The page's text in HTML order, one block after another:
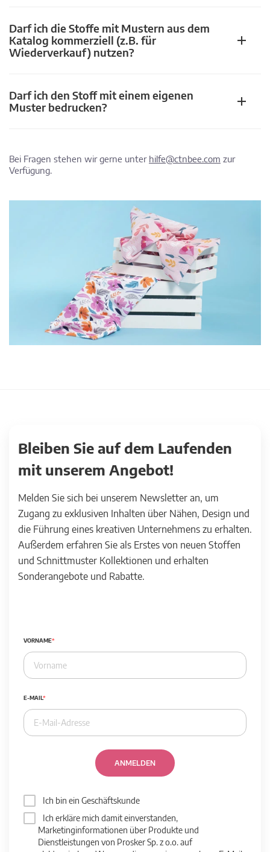
Darf ich die Stoffe mit Mustern aus dem
Katalog kommerziell (z.B. für
Wiederverkauf) nutzen?
Darf ich den Stoff mit einem eigenen
Muster bedrucken?
Bei Fragen stehen wir gerne unter hilfe@ctnbee.com zur
Verfügung.
Bleiben Sie auf dem Laufenden
mit unserem Angebot!
Melden Sie sich bei unserem Newsletter an, um
Zugang zu exklusiven Inhalten über Nähen, Design und
die Führung eines kreativen Unternehmens zu erhalten.
Außerdem erfahren Sie als Erstes von neuen Stoffen
und Schnittmuster Kollektionen und erhalten
Sonderangebote und Rabatte.
VORNAME
E-MAIL
ANMELDEN
Ich bin ein Geschäftskunde
Ich erkläre mich damit einverstanden,
Marketinginformationen über Produkte und
Dienstleistungen von Prosker Sp. z o.o. auf